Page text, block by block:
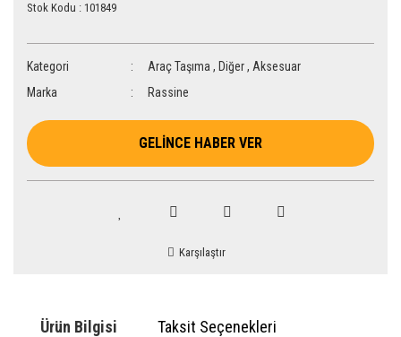
Stok Kodu : 101849
Kategori Araç Taşıma , Diğer , Aksesuar
Marka
Rassine
GELİNCE HABER VER
Karşılaştır
Ürün Bilgisi Taksit Seçenekleri